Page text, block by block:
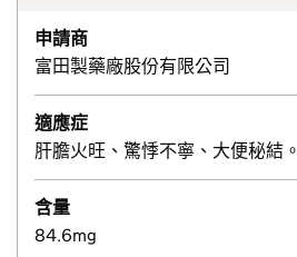
申請商
富田製藥廠股份有限公司
適應症
肝膽火旺、驚悸不寧、大便秘結。
含量
84.6mg